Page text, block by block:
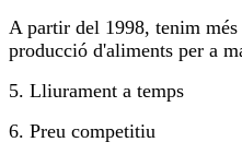
A partir del 1998, tenim
producció d'aliments per a
5. Lliurament a temps
6. Preu competitiu